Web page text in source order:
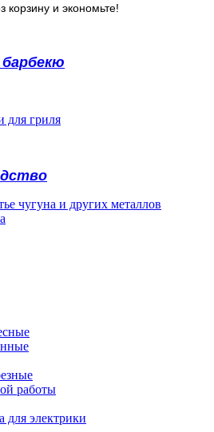
корзину и экономьте!
барбекю
для гриля
чугуна и других металлов
работы
для электрики